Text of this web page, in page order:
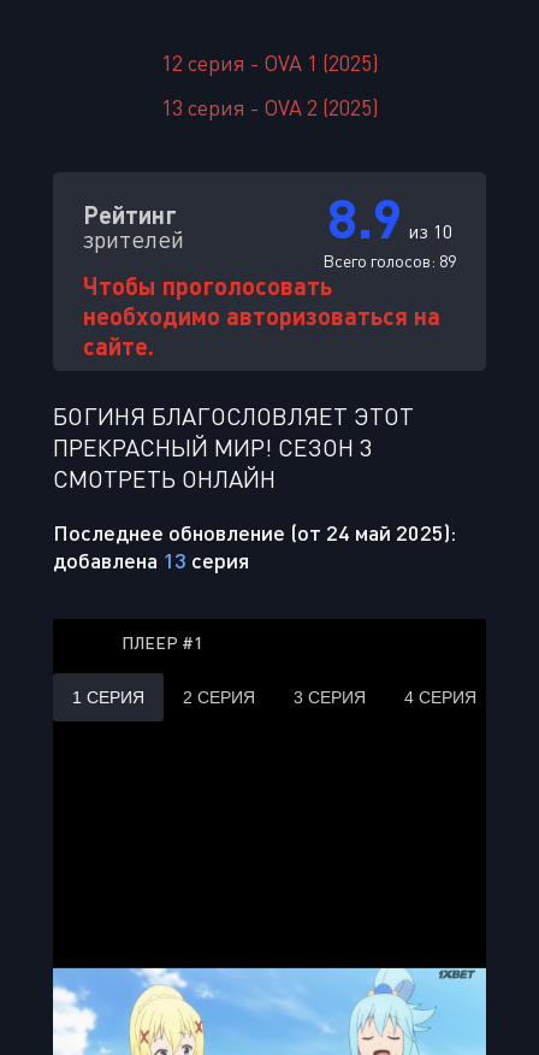
12 серия - OVA 1 (2025)
13 серия - OVA 2 (2025)
Рейтинг
зрителей 8.9 из 10
Всего голосов: 89
Чтобы проголосовать
необходимо авторизоваться на
сайте.
БОГИНЯ БЛАГОСЛОВЛЯЕТ ЭТОТ
ПРЕКРАСНЫЙ МИР! СЕЗОН 3
СМОТРЕТЬ ОНЛАЙН
Последнее обновление (от 24 май 2025):
добавлена 13 серия
ПЛЕЕР #1